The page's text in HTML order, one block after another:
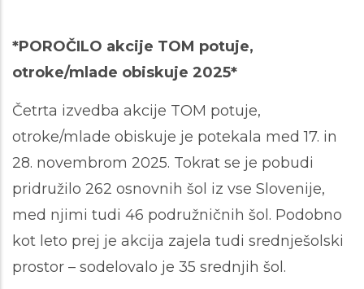
*POROČILO akcije TOM potuje,
otroke/mlade obiskuje 2025*
Četrta izvedba akcije TOM potuje,
otroke/mlade obiskuje je potekala med 17. in
28. novembrom 2025. Tokrat se je pobudi
pridružilo 262 osnovnih šol iz vse Slovenije,
med njimi tudi 46 podružničnih šol. Podobno
kot leto prej je akcija zajela tudi srednješolski
prostor – sodelovalo je 35 srednjih šol.